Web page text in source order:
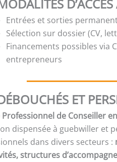
Entrées et sorties
Sélection sur dossier (CV,
Financements possibles via
entrepreneurs
ET
de Conseiller
dispensée à guebwiller et
dans divers secteurs :
structures